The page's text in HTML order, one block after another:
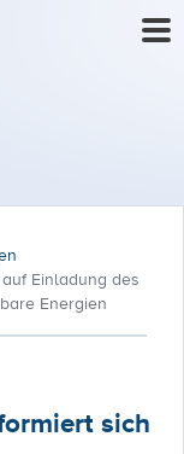
Einladung des
Energien
sich